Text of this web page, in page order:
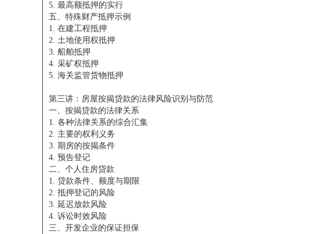
5. 最高额抵押的实行
五、特殊财产抵押示例
1. 在建工程抵押
2. 土地使用权抵押
3. 船舶抵押
4. 采矿权抵押
5. 海关监管货物抵押
第三讲：房屋按揭贷款的法律风险识别与防范
一、按揭贷款的法律关系
1. 各种法律关系的综合汇集
2. 主要的权利义务
3. 期房的按揭条件
4. 预告登记
二、个人住房贷款
1. 贷款条件、额度与期限
2. 抵押登记的风险
3. 延迟放款风险
4. 诉讼时效风险
三、开发企业的保证担保